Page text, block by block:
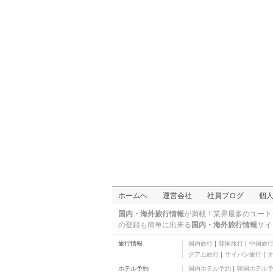
ホームへ 運営会社 社員ブログ 個
国内・海外旅行情報が満載！業界最多のユート
の登録も簡単に出来る 国内・海外旅行情報サイ
旅行情報 国内旅行 韓国旅行 中国旅行
グアム旅行
サイパン旅行
ホテル予約 国内ホテル予約 韓国ホテル